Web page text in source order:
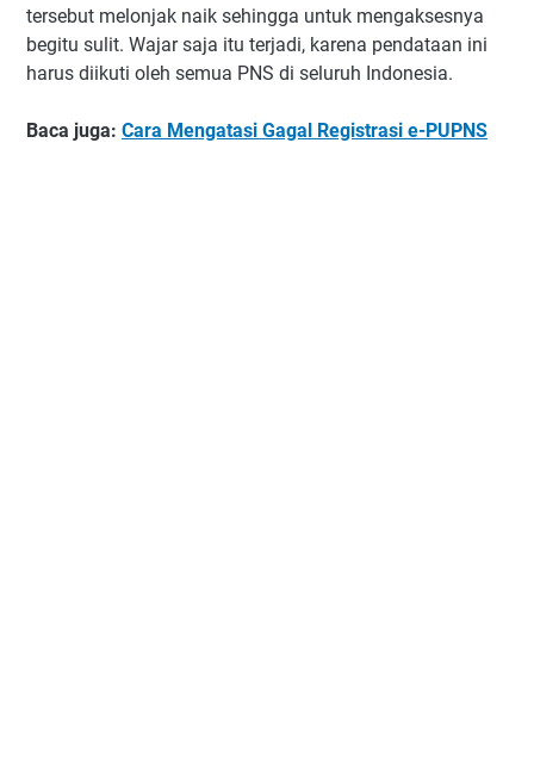
tersebut melonjak naik sehingga untuk mengaksesnya
begitu sulit. Wajar saja itu terjadi, karena pendataan ini
harus diikuti oleh semua PNS di seluruh Indonesia.
Baca juga: Cara Mengatasi Gagal Registrasi e-PUPNS